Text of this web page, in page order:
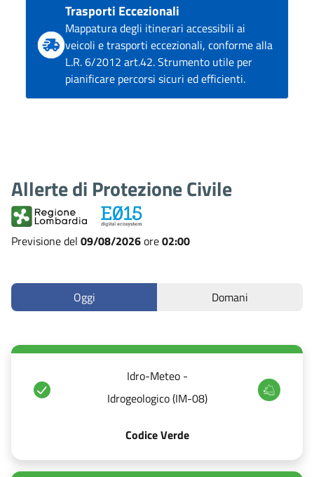
Trasporti Eccezionali
Mappatura degli itinerari accessibili ai
veicoli e trasporti eccezionali, conforme alla
L.R. 6/2012 art.42. Strumento utile per
pianificare percorsi sicuri ed efficienti.
Allerte di Protezione Civile
Previsione del 09/08/2026ore02:00
Oggi Domani
Idro-Meteo -
Idrogeologico (IM-08)
Codice Verde